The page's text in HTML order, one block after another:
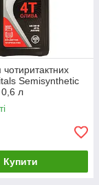
Semisynthetic
л
Купити